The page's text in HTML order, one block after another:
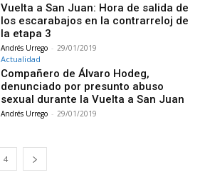
Vuelta a San Juan: Hora de salida de
los escarabajos en la contrarreloj de
la etapa 3
Andrés Urrego - 29/01/2019
Actualidad
Compañero de Álvaro Hodeg,
denunciado por presunto abuso
sexual durante la Vuelta a San Juan
Andrés Urrego - 29/01/2019
4